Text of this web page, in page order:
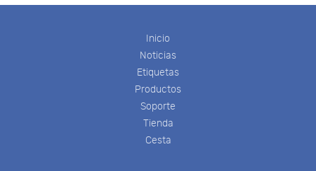
Inicio
Noticias
Etiquetas
Productos
Soporte
Tienda
Cesta